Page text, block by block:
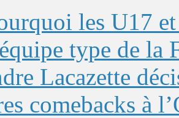
les U17
type de la
Lacazette
comebacks à